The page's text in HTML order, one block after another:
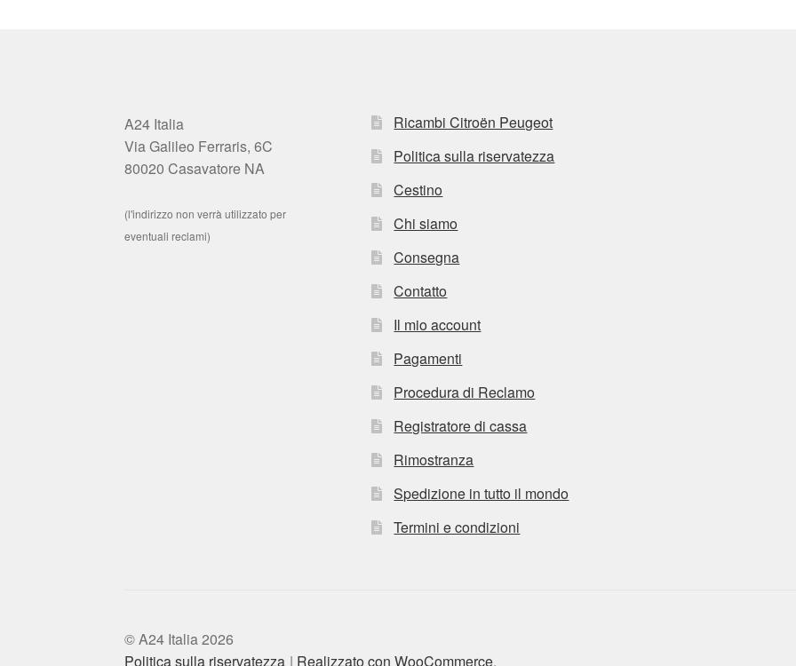
A24 Italia
Via Galileo Ferraris, 6C
80020 Casavatore NA
(l'indirizzo non verrà utilizzato per
eventuali reclami)
Ricambi Citroën Peugeot
Politica sulla riservatezza
Cestino
Chi siamo
Consegna
Contatto
Il mio account
Pagamenti
Procedura di Reclamo
Registratore di cassa
Rimostranza
Spedizione in tutto il mondo
Termini e condizioni
© A24 Italia 2026
Politica sulla riservatezza
Realizzato con WooCommerce.